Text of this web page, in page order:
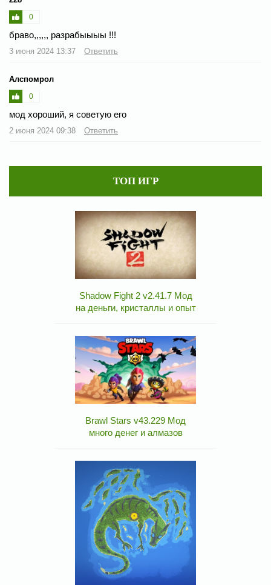
0
браво,,,,,, разрабыыыы !!!
3 июня 2024 13:37 Ответить
Алспомрол
0
мод хороший, я советую его
2 июня 2024 09:38 Ответить
ТОП ИГР
Shadow Fight 2 v2.41.7 Мод
на деньги, кристаллы и опыт
Brawl Stars v43.229 Мод
много денег и алмазов